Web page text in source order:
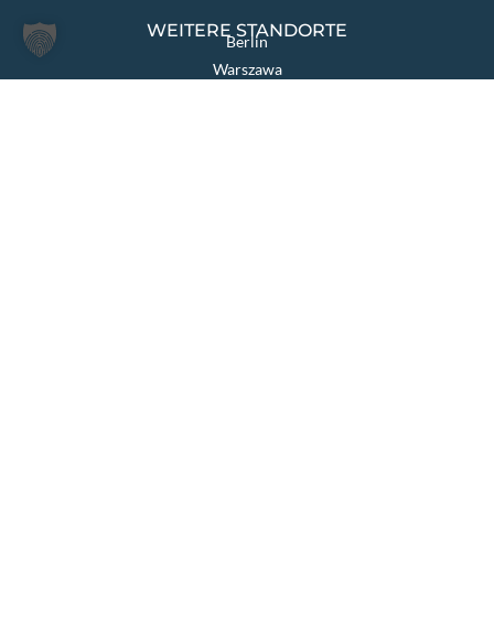
WEITERE STANDORTE
Berlin
Warszawa